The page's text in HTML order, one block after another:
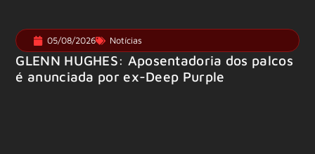
05/08/2026 Notícias
GLENN HUGHES: Aposentadoria dos palcos
é anunciada por ex-Deep Purple